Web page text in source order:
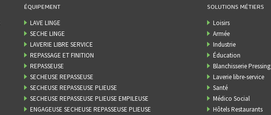
ÉQUIPEMENT
LAVE LINGE
SECHE LINGE
LAVERIE LIBRE SERVICE
REPASSAGE ET FINITION
REPASSEUSE
SECHEUSE REPASSEUSE
SECHEUSE REPASSEUSE PLIEUSE
SECHEUSE REPASSEUSE PLIEUSE EMPILEUSE
ENGAGEUSE SECHEUSE REPASSEUSE PLIEUSE
SOLUTIONS MÉTIERS
Loisirs
Armée
Industrie
Éducation
Blanchisserie Pressing
Laverie libre-service
Santé
Médico Social
Hôtels Restaurants